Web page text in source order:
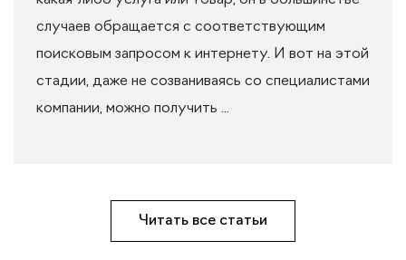
случаев обращается с соответствующим
поисковым запросом к интернету. И вот на этой
стадии, даже не созваниваясь со специалистами
компании, можно получить ...
Читать все статьи